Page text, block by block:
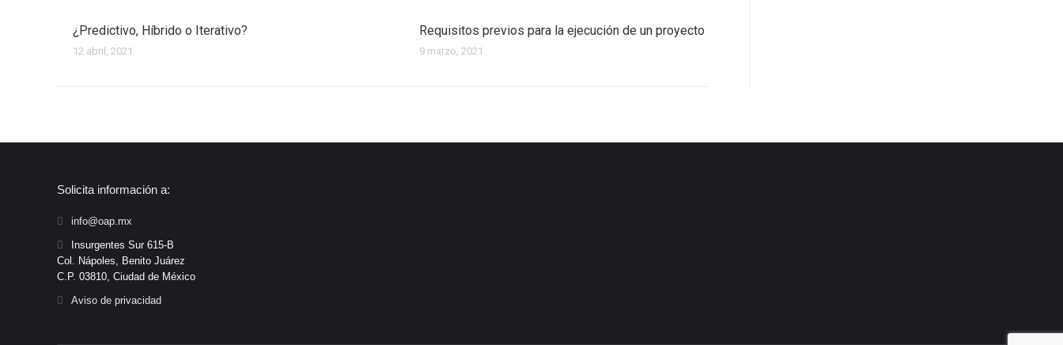
¿Predictivo, Híbrido o Iterativo?
12 abril, 2021
Requisitos previos para la ejecución de un proyecto
9 marzo, 2021
Solicita información a:
info@oap.mx
Insurgentes Sur 615-B
Col. Nápoles, Benito Juárez
C.P. 03810, Ciudad de México
Aviso de privacidad